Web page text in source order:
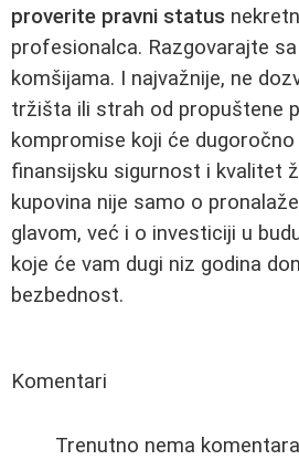
proverite pravni status
profesionalca. Razgovarajte
komšijama. I najvažnije, ne
tržišta ili strah od propuštene
kompromise koji će
finansijsku sigurnost i kvalitet
kupovina nije samo o
glavom, već i o investiciji u
koje će vam dugi niz godina
bezbednost.
Komentari
Trenutno nema